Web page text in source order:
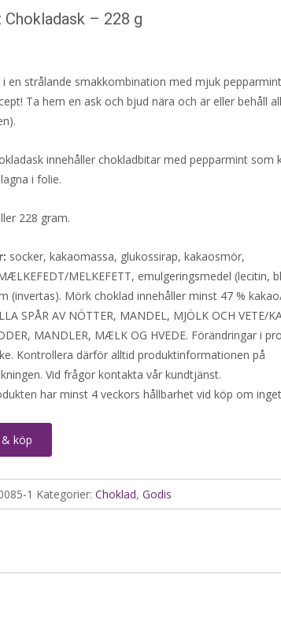
Chokladask – 228 g
en strålande smakkombination med mjuk
Ta hem en ask och bjud nära och är eller behåll
innehåller chokladbitar med pepparmint som
i folie.
228 gram.
socker, kakaomassa, glukossirap, kakaosmör,
MELKEFETT, emulgeringsmedel (lecitin,
(invertas). Mörk choklad innehåller minst 47 %
SPÅR AV NÖTTER, MANDEL, MJÖLK OCH VETE/
MANDLER, MÆLK OG HVEDE. Förändringar i
Kontrollera därför alltid produktinformationen på
Vid frågor kontakta vår kundtjänst.
har minst 4 veckors hållbarhet vid köp om
köp
1 Kategorier: Choklad, Godis